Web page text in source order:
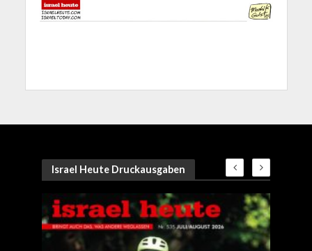
Israel Heute Druckausgaben